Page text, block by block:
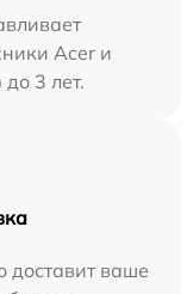
Acer и
3 лет.
доставит ваше